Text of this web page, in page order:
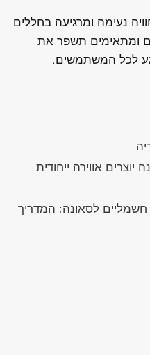
נעימה ומרגיעה בחללים
ומתאימים תשפר את
לכל המשתמשים.
אווירה ייחודית
חשמליים לסאונה: המדריך